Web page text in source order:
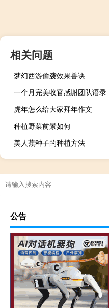
相关问题
梦幻西游偷袭效果兽诀
一个月完美收官感谢团队语录
虎年怎么给大家拜年作文
种植野菜前景如何
美人蕉种子的种植方法
公告